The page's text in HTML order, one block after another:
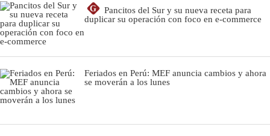
G
Pancitos del Sur y su nueva receta para
duplicar su operación con foco en e-commerce
Feriados en Perú: MEF anuncia cambios y ahora
se moverán a los lunes